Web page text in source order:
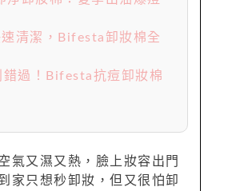
清潔，Bifesta卸妝棉全
錯過！Bifesta抗痘卸妝棉
氣又濕又熱，臉上妝容出門
家只想秒卸妝，但又很怕卸